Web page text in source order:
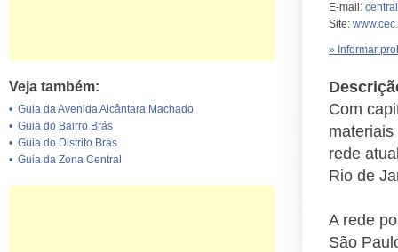
Veja também:
• Guia da Avenida Alcântara Machado
• Guia do Bairro Brás
• Guia do Distrito Brás
• Guia da Zona Central
E-mail:
Site:
» Informar
Com
rede
Rio de
A rede
São